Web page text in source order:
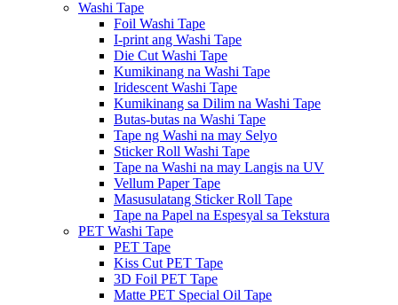
Washi Tape
Foil Washi Tape
I-print ang Washi Tape
Die Cut Washi Tape
Kumikinang na Washi Tape
Iridescent Washi Tape
Kumikinang sa Dilim na Washi Tape
Butas-butas na Washi Tape
Tape ng Washi na may Selyo
Sticker Roll Washi Tape
Tape na Washi na may Langis na UV
Vellum Paper Tape
Masusulatang Sticker Roll Tape
Tape na Papel na Espesyal sa Tekstura
PET Washi Tape
PET Tape
Kiss Cut PET Tape
3D Foil PET Tape
Matte PET Special Oil Tape